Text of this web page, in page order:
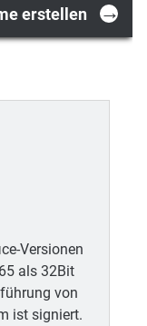
erstellen →
Versionen
als 32Bit
von
ist signiert.